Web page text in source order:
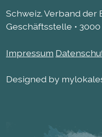
Schweiz. Verband der
Geschäftsstelle • 3000
Impressum
Designed by